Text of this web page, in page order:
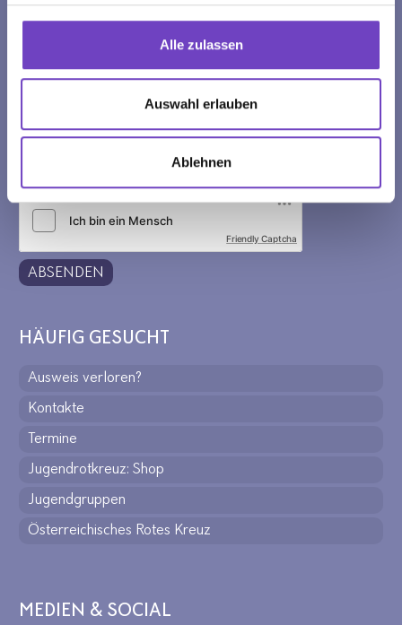
Alle zulassen
Auswahl erlauben
Ablehnen
E-Mail-Adresse
Postleitzahl
Friendly Captcha
ABSENDEN
HÄUFIG GESUCHT
Ausweis verloren?
Kontakte
Termine
Jugendrotkreuz: Shop
Jugendgruppen
Österreichisches Rotes Kreuz
MEDIEN & SOCIAL